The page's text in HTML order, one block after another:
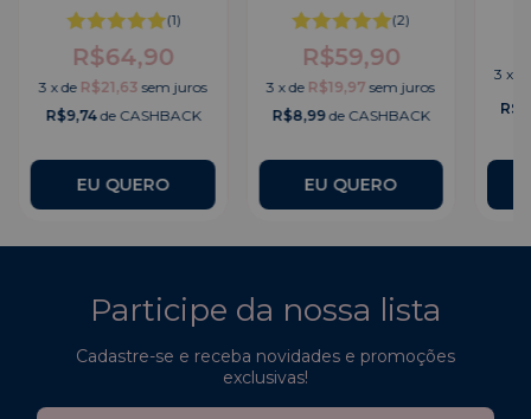
(1)
R$64,90
3 xde R$21,63 sem juros
R$9,74de CASHBACK
(2)
R$59,90
3 xde R$19,97 sem juros
R$8,99de CASHBACK
3 x
Participe da nossa lista
Cadastre-se e receba novidades e promoções
exclusivas!